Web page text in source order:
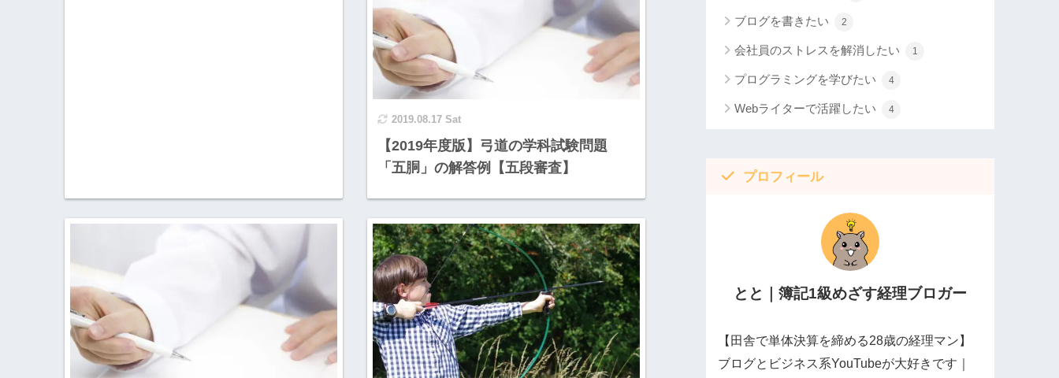
2019.08.17 Sat
【2019年度版】弓道の学科試験問題
「五胴」の解答例【五段審査】
ブログを書きたい 2
会社員のストレスを解消したい 1
プログラミングを学びたい 4
Webライターで活躍したい 4
プロフィール
とと｜簿記1級めざす経理ブロガー
【田舎で単体決算を締める28歳の経理マン】
ブログとビジネス系YouTubeが大好きです｜